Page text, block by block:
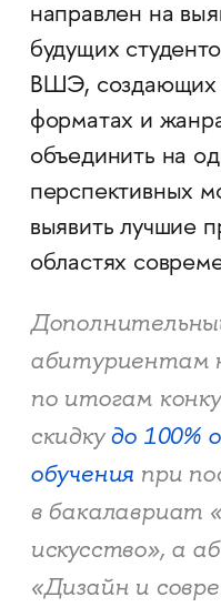
направлен на
будущих
ВШЭ, создающих
форматах и
объединить на
перспективных
выявить лучшие
областях
абитуриентам
по итогам
скидкудо 100%
обучения при
в бакалавриат
искусство», а
«Дизайн и